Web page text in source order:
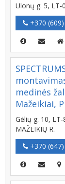
Ulonų g. 5, LT-
+370
medinės
Mažeikiai,
Gėlių g. 10, LT-
MAŽEIKIŲ R.
+370